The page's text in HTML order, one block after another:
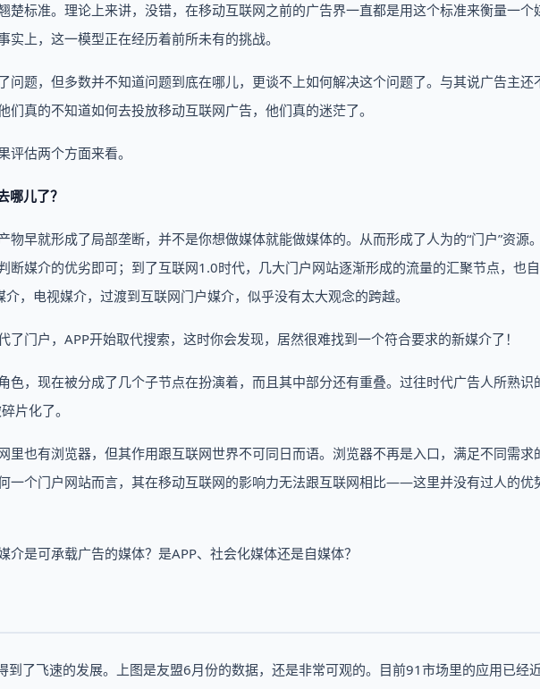
楚标准。理论上来讲，没错，在移动互联网之前的广告界一直都是用这个标准来衡量一个
上，这一模型正在经历着前所未有的挑战。
问题，但多数并不知道问题到底在哪儿，更谈不上如何解决这个问题了。与其说广告主还
真的不知道如何去投放移动互联网广告，他们真的迷茫了。
估两个方面来看。
哪儿了？
物早就形成了局部垄断，并不是你想做媒体就能做媒体的。从而形成了人为的“门户”资源
断媒介的优劣即可；到了互联网1.0时代，几大门户网站逐渐形成的流量的汇聚节点，也
，电视媒介，过渡到互联网门户媒介，似乎没有太大观念的跨越。
门户，APP开始取代搜索，这时你会发现，居然很难找到一个符合要求的新媒介了！
色，现在被分成了几个子节点在扮演着，而且其中部分还有重叠。过往时代广告人所熟识
片化了。
里也有浏览器，但其作用跟互联网世界不可同日而语。浏览器不再是入口，满足不同需求
一个门户网站而言，其在移动互联网的影响力无法跟互联网相比——这里并没有过人的优
是可承载广告的媒体？是APP、社会化媒体还是自媒体？
到了飞速的发展。上图是友盟6月份的数据，还是非常可观的。目前91市场里的应用已经